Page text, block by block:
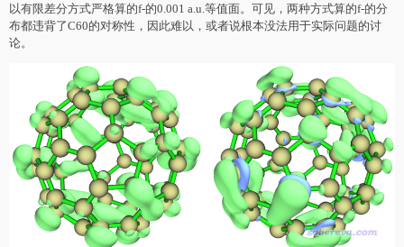
以有限差分方式严格算的f-的0.001 a.u.等值面。可见，两种方式算的f-的分
布都违背了C60的对称性，因此难以，或者说根本没法用于实际问题的讨
论。